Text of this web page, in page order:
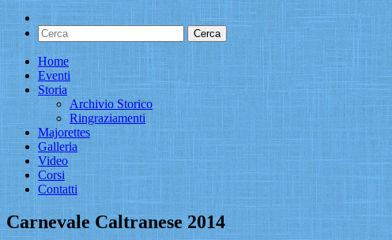
Home
Eventi
Storia
Archivio Storico
Ringraziamenti
Majorettes
Galleria
Video
Corsi
Contatti
Carnevale Caltranese 2014